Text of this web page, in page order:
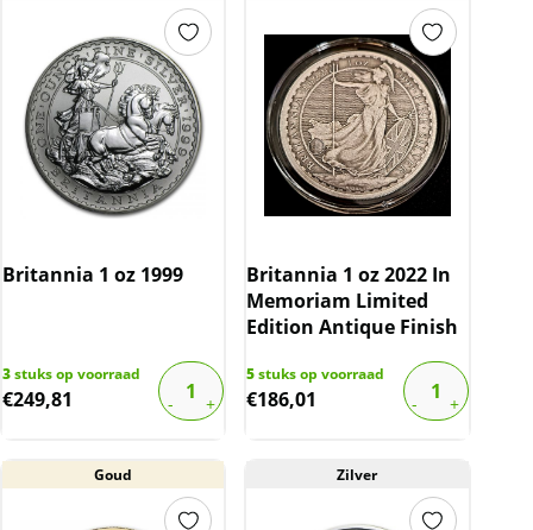
Britannia 1 oz 1999
3stuks op voorraad
€249,81
Britannia 1 oz 2022 In
Memoriam Limited
Edition Antique Finish
5stuks op voorraad
€186,01
Goud Zilver